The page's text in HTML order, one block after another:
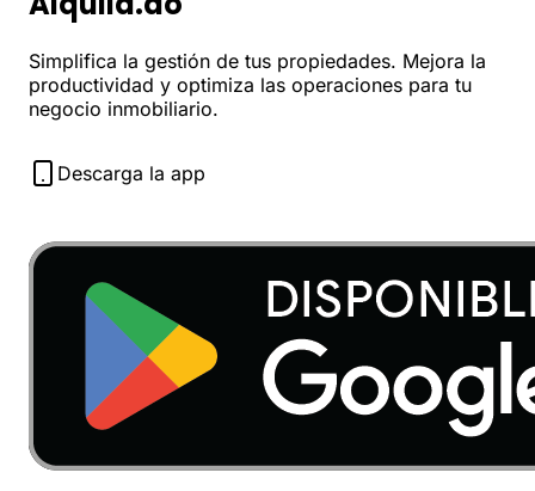
Simplifica la gestión de tus propiedades. Mejora la
productividad y optimiza las operaciones para tu
negocio inmobiliario.
Descarga la app